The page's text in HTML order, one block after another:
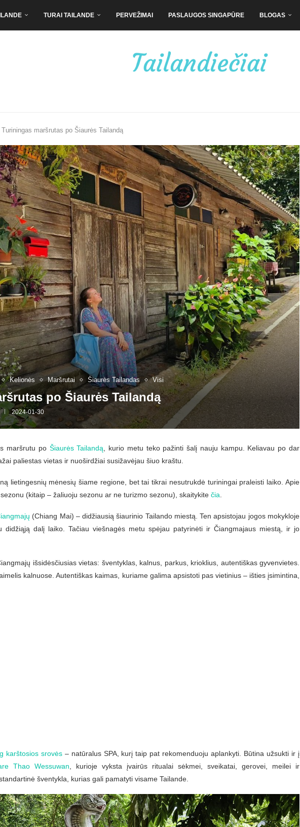
TURAI TAILANDE PERVEŽIMAI PASLAUGOS SINGAPŪRE BLOGAS
Turiningas maršrutas po Šiaurės Tailandą
Kelionės Maršrutai Šiaurės Tailandas Visi
po Šiaurės Tailandą
2024-01-30
maršrutu po Šiaurės Tailandą , kurio metu teko pažinti šalį nauju kampu. Keliavau po dar
paliestas vietas ir nuoširdžiai susižavėjau šiuo kraštu.
lietingesnių mėnesių šiame regione, bet tai tikrai nesutrukdė turiningai praleisti laiko. Apie
(kitaip – žaliuoju sezonu ar ne turizmo sezonu), skaitykite čia
(Chiang Mai) – didžiausią šiaurinio Tailando miestą. Ten apsistojau jogos mokykloje
didžiąją dalį laiko. Tačiau viešnagės metu spėjau patyrinėti ir Čiangmajaus miestą, ir jo
išsidėsčiusias vietas: šventyklas, kalnus, parkus, krioklius, autentiškas gyvenvietes.
kalnuose. Autentiškas kaimas, kuriame galima apsistoti pas vietinius – išties įsimintina,
karštosios srovės– natūralus SPA, kurį taip pat rekomenduoju aplankyti. Būtina užsukti ir į
Thao Wessuwan , kurioje vyksta įvairūs ritualai sėkmei, sveikatai, gerovei, meilei ir
šventykla, kurias gali pamatyti visame Tailande.